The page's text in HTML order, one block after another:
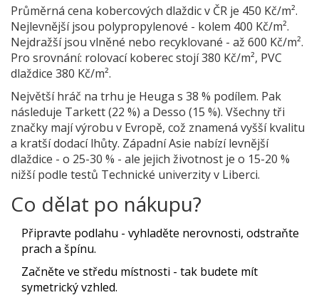
Průměrná cena kobercových dlaždic v ČR je 450 Kč/m².
Nejlevnější jsou polypropylenové - kolem 400 Kč/m².
Nejdražší jsou vlněné nebo recyklované - až 600 Kč/m².
Pro srovnání: rolovací koberec stojí 380 Kč/m², PVC
dlaždice 380 Kč/m².
Největší hráč na trhu je Heuga s 38 % podílem. Pak
následuje Tarkett (22 %) a Desso (15 %). Všechny tři
značky mají výrobu v Evropě, což znamená vyšší kvalitu
a kratší dodací lhůty. Západní Asie nabízí levnější
dlaždice - o 25-30 % - ale jejich životnost je o 15-20 %
nižší podle testů Technické univerzity v Liberci.
Co dělat po nákupu?
Připravte podlahu - vyhladěte nerovnosti, odstraňte
prach a špínu.
Začněte ve středu místnosti - tak budete mít
symetrický vzhled.